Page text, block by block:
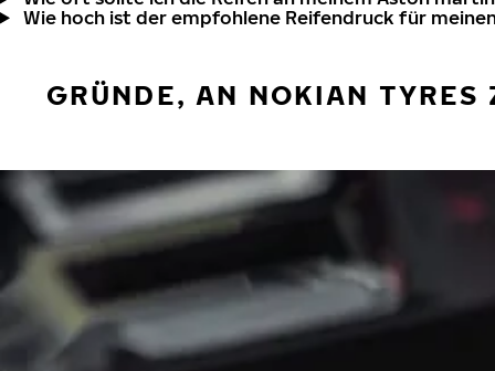
Wie hoch ist der empfohlene Reifendruck für
GRÜNDE, AN NOKIAN TYRES